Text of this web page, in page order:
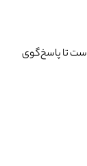
است تا پاسخ‌گوی